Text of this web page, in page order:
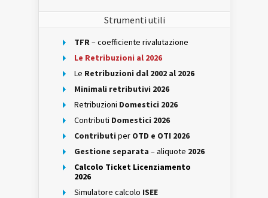
Strumenti utili
TFR– coefficiente rivalutazione
Le Retribuzioni al 2026
Le Retribuzioni dal 2002 al 2026
Minimali retributivi 2026
Retribuzioni Domestici 2026
Contributi Domestici 2026
Contributi per OTD e OTI 2026
Gestione separata – aliquote 2026
Calcolo Ticket Licenziamento
2026
Simulatore calcolo ISEE